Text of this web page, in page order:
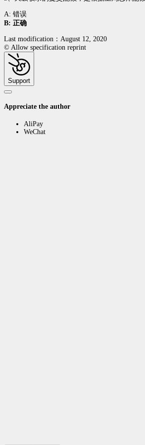
A: 错误
B: 正确
Last modification：August 12, 2020
© Allow specification reprint
Support
Appreciate the author
AliPay
WeChat